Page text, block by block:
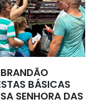
BÁSICAS
SENHORA DAS